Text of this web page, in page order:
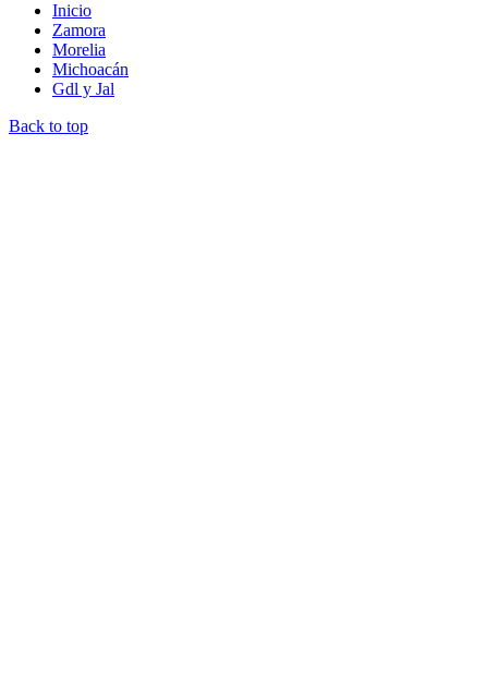
Inicio
Zamora
Morelia
Michoacán
Gdl y Jal
Back to top